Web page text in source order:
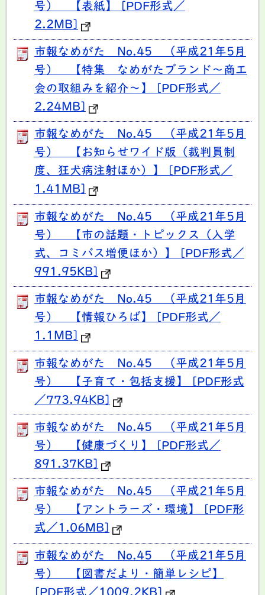
号） 【表紙】 [PDF形式／
2.2MB]
市報なめがた No.45 （平成21年5月
号） 【特集 なめがたブランド～商工
会の取組みを紹介～】 [PDF形式／
2.24MB]
市報なめがた No.45 （平成21年5月
号） 【お知らせワイド版（裁判員制
度、狂犬病注射ほか）】 [PDF形式／
1.41MB]
市報なめがた No.45 （平成21年5月
号） 【市の話題・トピックス（入学
式、コミバス増便ほか）】 [PDF形式／
991.95KB]
市報なめがた No.45 （平成21年5月
号） 【情報ひろば】 [PDF形式／
1.1MB]
市報なめがた No.45 （平成21年5月
号） 【子育て・包括支援】 [PDF形式
／773.94KB]
市報なめがた No.45 （平成21年5月
号） 【健康づくり】 [PDF形式／
891.37KB]
市報なめがた No.45 （平成21年5月
号） 【アントラーズ・環境】 [PDF形
式／1.06MB]
市報なめがた No.45 （平成21年5月
号） 【図書だより・簡単レシピ】